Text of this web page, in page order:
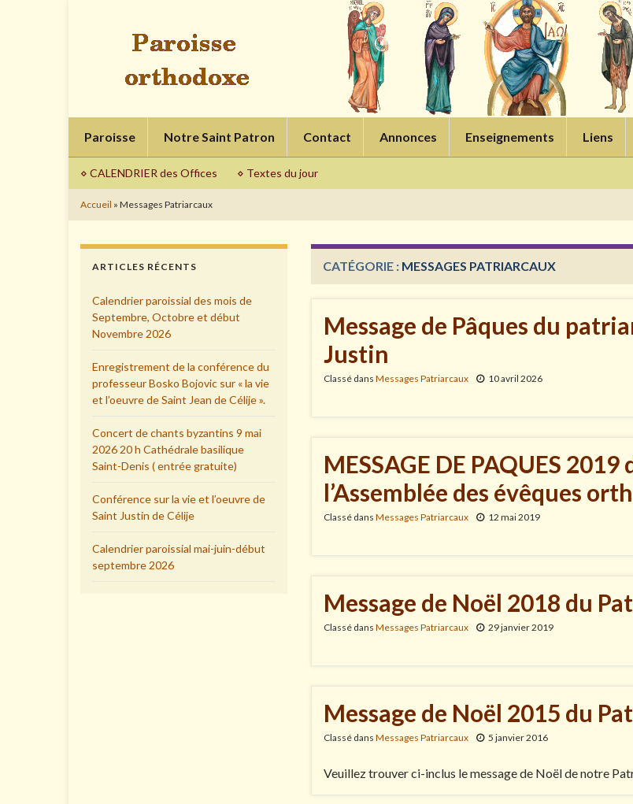
Paroisse Notre Saint Patron Contact Annonces Enseignements Liens
⋄ CALENDRIER des Offices ⋄ Textes du jour
Accueil » Messages Patriarcaux
CATÉGORIE : MESSAGES PATRIARCAUX
Message de Pâques du
Justin
Classé dans Messages Patriarcaux 10 avril 2026
MESSAGE DE PAQUES
l’Assemblée des évêques
Classé dans Messages Patriarcaux 12 mai 2019
Message de Noël 2018 du
Classé dans Messages Patriarcaux 29 janvier 2019
Message de Noël 2015 du
Classé dans Messages Patriarcaux 5 janvier 2016
Veuillez trouver ci-inclus le message de Noël de notre
ARTICLES RÉCENTS
Calendrier paroissial des mois de
Septembre, Octobre et début
Novembre 2026
Enregistrement de la conférence du
professeur Bosko Bojovic sur « la vie
et l’oeuvre de Saint Jean de Célije ».
Concert de chants byzantins 9 mai
2026 20 h Cathédrale basilique
Saint-Denis ( entrée gratuite)
Conférence sur la vie et l’oeuvre de
Saint Justin de Célije
Calendrier paroissial mai-juin-début
septembre 2026